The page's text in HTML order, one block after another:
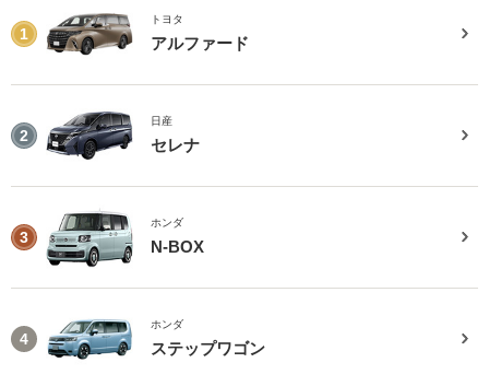
1
トヨタ
アルファード
2
日産
セレナ
3
ホンダ
N-BOX
4
ホンダ
ステップワゴン